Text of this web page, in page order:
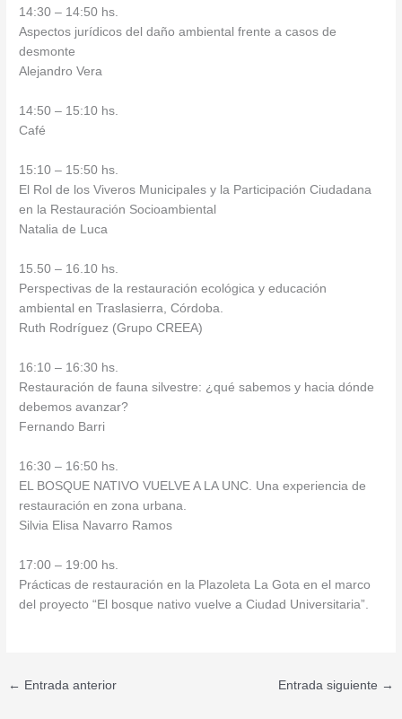
14:30 – 14:50 hs.
Aspectos jurídicos del daño ambiental frente a casos de
desmonte
Alejandro Vera
14:50 – 15:10 hs.
Café
15:10 – 15:50 hs.
El Rol de los Viveros Municipales y la Participación Ciudadana
en la Restauración Socioambiental
Natalia de Luca
15.50 – 16.10 hs.
Perspectivas de la restauración ecológica y educación
ambiental en Traslasierra, Córdoba.
Ruth Rodríguez (Grupo CREEA)
16:10 – 16:30 hs.
Restauración de fauna silvestre: ¿qué sabemos y hacia dónde
debemos avanzar?
Fernando Barri
16:30 – 16:50 hs.
EL BOSQUE NATIVO VUELVE A LA UNC. Una experiencia de
restauración en zona urbana.
Silvia Elisa Navarro Ramos
17:00 – 19:00 hs.
Prácticas de restauración en la Plazoleta La Gota en el marco
del proyecto “El bosque nativo vuelve a Ciudad Universitaria”.
← Entrada anterior Entrada siguiente →